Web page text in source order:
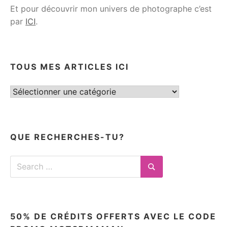
Et pour découvrir mon univers de photographe c’est
par ICI.
TOUS MES ARTICLES ICI
Tous
QUE RECHERCHES-TU?
Search
Search
50% DE CRÉDITS OFFERTS AVEC LE CODE